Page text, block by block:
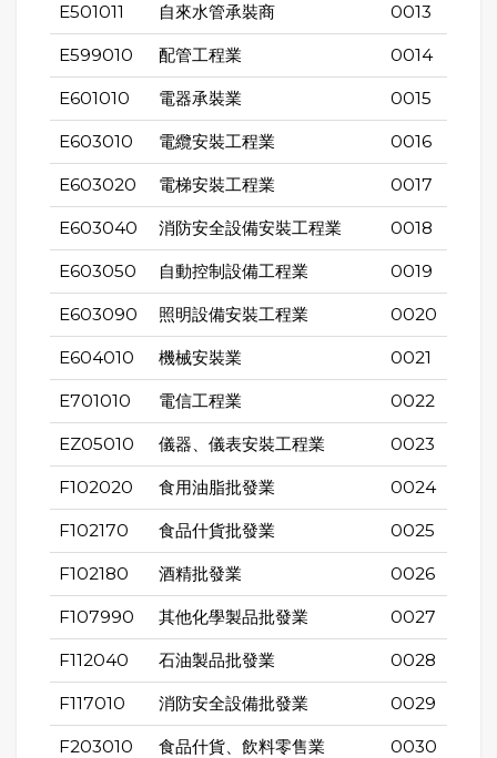
E501011 自來水管承裝商 0013
E599010 配管工程業 0014
E601010 電器承裝業 0015
E603010 電纜安裝工程業 0016
E603020 電梯安裝工程業 0017
E603040 消防安全設備安裝工程業 0018
E603050 自動控制設備工程業 0019
E603090 照明設備安裝工程業 0020
E604010 機械安裝業 0021
E701010 電信工程業 0022
EZ05010 儀器、儀表安裝工程業 0023
F102020 食用油脂批發業 0024
F102170 食品什貨批發業 0025
F102180 酒精批發業 0026
F107990 其他化學製品批發業 0027
F112040 石油製品批發業 0028
F117010 消防安全設備批發業 0029
F203010 食品什貨、飲料零售業 0030